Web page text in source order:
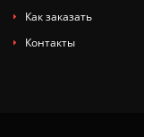
Как заказать
Контакты